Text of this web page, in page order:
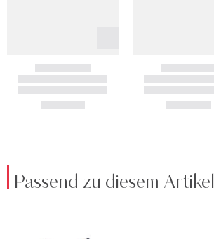
Passend zu diesem Artikel